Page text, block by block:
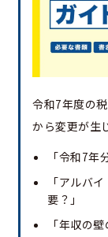
令和7年度の
から変更が生
「令和7年
「アルバ
要？」
「年収の